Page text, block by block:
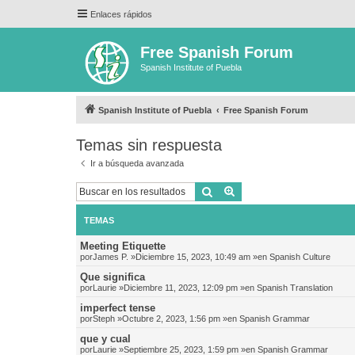
Enlaces rápidos
Free Spanish Forum
Spanish Institute of Puebla
Spanish Institute of Puebla Free Spanish Forum
Temas sin respuesta
Ir a búsqueda avanzada
Buscar
TEMAS
Meeting Etiquette
porJames P. »Diciembre 15, 2023, 10:49 am »en Spanish Culture
Que significa
porLaurie »Diciembre 11, 2023, 12:09 pm »en Spanish Translation
imperfect tense
porSteph »Octubre 2, 2023, 1:56 pm »en Spanish Grammar
que y cual
porLaurie »Septiembre 25, 2023, 1:59 pm »en Spanish Grammar